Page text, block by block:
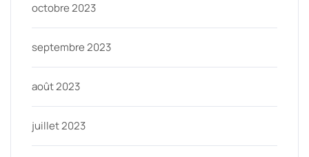
octobre 2023
septembre 2023
août 2023
juillet 2023